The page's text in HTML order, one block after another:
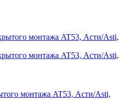
монтажа AT53, Асти/Asti,